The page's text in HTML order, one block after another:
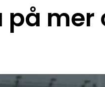
på mer